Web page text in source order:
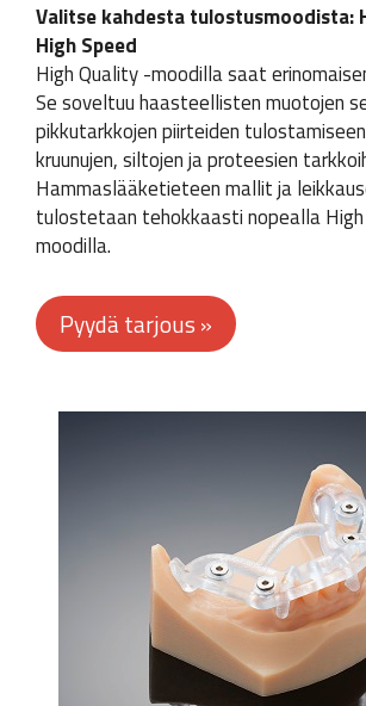
Valitse kahdesta tulostusmoodista:
High Speed
High Quality -moodilla saat
Se soveltuu haasteellisten muotojen
pikkutarkkojen piirteiden
kruunujen, siltojen ja proteesien
Hammaslääketieteen mallit ja
tulostetaan tehokkaasti nopealla
moodilla.